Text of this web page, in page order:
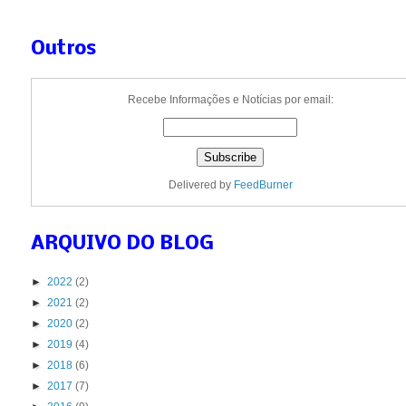
Outros
Recebe Informações e Notícias por email:
Delivered by FeedBurner
ARQUIVO DO BLOG
► 2022 (2)
► 2021 (2)
► 2020 (2)
► 2019 (4)
► 2018 (6)
► 2017 (7)